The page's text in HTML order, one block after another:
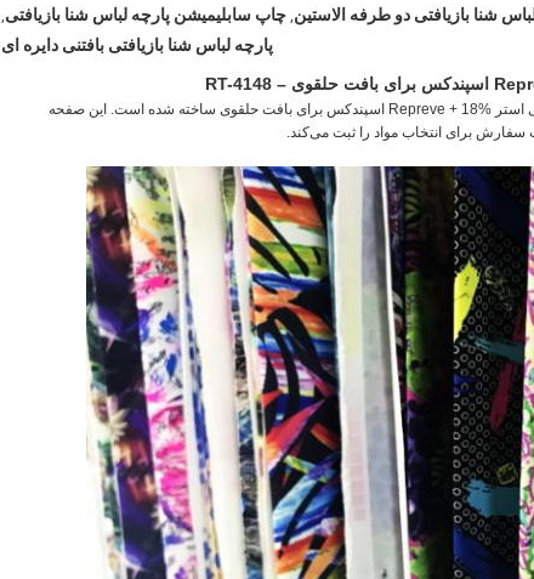
شنا بازیافتی دو طرفه الاستین, چاپ سابلیمیشن پارچه لباس شنا بازیافتی,
پارچه لباس شنا بازیافتی بافتنی دایره ای
مدل RT-4148 یک پارچه مایو بازیافتی 230 گرمی است که از 82% پلی استر Repreve + 18% اسپندکس برای بافت حلقوی ساخته شده است. این صفحه
برای انتخاب مواد را ثبت می‌کند.